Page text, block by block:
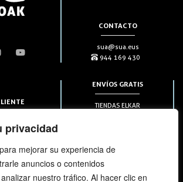
privacidad
mejorar su experiencia de
anuncios o contenidos
nuestro tráfico. Al hacer clic en
CONTACTO
sua@sua.eus
944 169 430
ENVÍOS GRATIS
TIENDAS ELKAR